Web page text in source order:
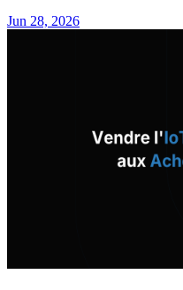
Jun 28, 2026